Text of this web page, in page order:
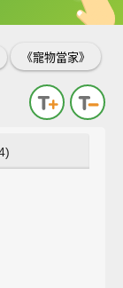
中
英
《寵物當家》